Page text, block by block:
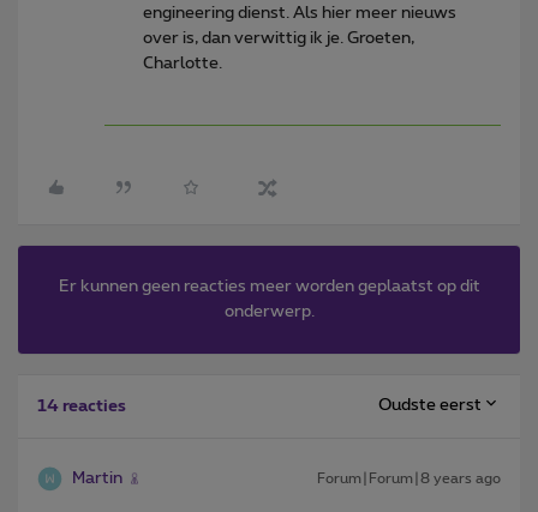
engineering dienst. Als hier meer nieuws
over is, dan verwittig ik je. Groeten,
Charlotte.
Er kunnen geen reacties meer worden geplaatst op dit
onderwerp.
14 reacties Oudste eerst
Martin Forum|Forum|8 years ago